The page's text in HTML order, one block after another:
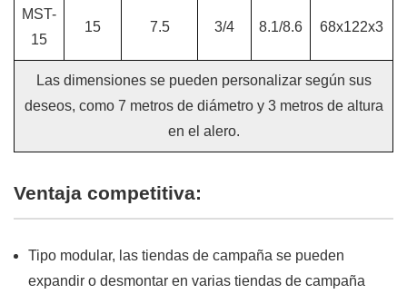
MST-
15
15 7.5 3/4 8.1/8.6 68x122x3
Las dimensiones se pueden personalizar según sus
deseos, como 7 metros de diámetro y 3 metros de altura
en el alero.
Ventaja competitiva:
Tipo modular, las tiendas de campaña se pueden
expandir o desmontar en varias tiendas de campaña